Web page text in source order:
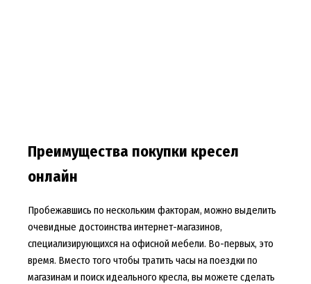
Преимущества покупки кресел
онлайн
Пробежавшись по нескольким факторам, можно выделить
очевидные достоинства интернет-магазинов,
специализирующихся на офисной мебели. Во-первых, это
время. Вместо того чтобы тратить часы на поездки по
магазинам и поиск идеального кресла, вы можете сделать